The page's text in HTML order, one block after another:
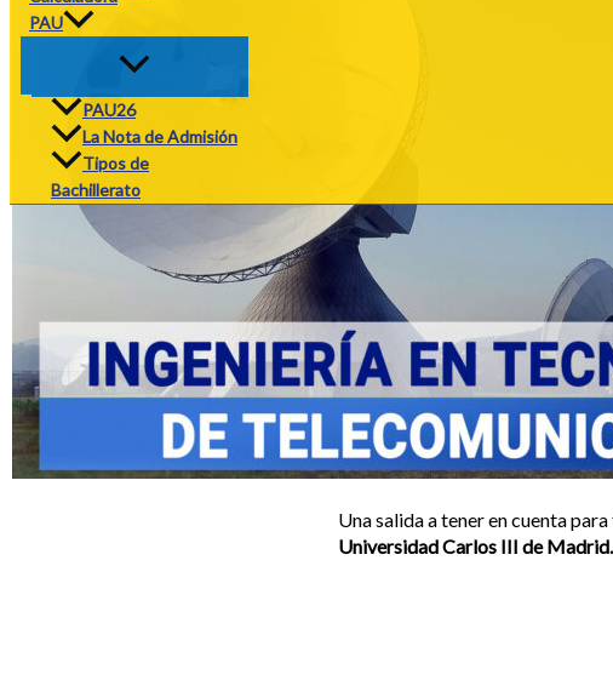
PAU
PAU26
La Nota de Admisión
Tipos de
Bachillerato
Una salida a tener en cuenta
Universidad Carlos III de Madrid.